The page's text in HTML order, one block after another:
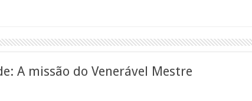
A missão do Venerável Mestre